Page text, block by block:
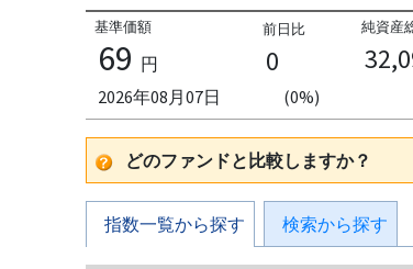
基準価額
69 円
2026年08月07日
前日比
0
(0%)
純資産
どのファンドと比較しますか？
指数一覧から探す 検索から探す